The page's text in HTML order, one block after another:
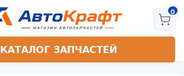
КАТАЛОГ ЗАПЧАСТЕЙ